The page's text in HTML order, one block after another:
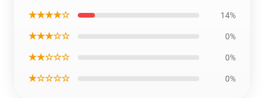
★★★★☆ 14%
★★★☆☆ 0%
★★☆☆☆ 0%
★☆☆☆☆ 0%